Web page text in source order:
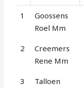
1
Goossens
Roel Mm
2
Creemers
Rene Mm
3
Talloen